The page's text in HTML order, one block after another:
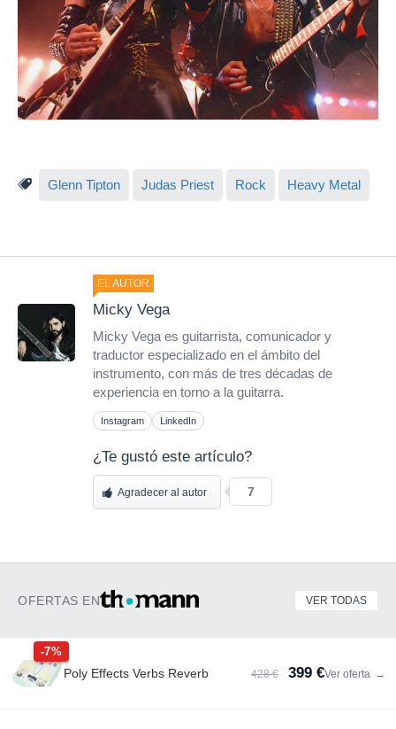
Glenn Tipton Judas Priest Rock Heavy Metal
EL AUTOR
Micky Vega
Micky Vega es guitarrista, comunicador y
traductor especializado en el ámbito del
instrumento, con más de tres décadas de
experiencia en torno a la guitarra.
Instagram LinkedIn
¿Te gustó este artículo?
Agradecer al autor 7
OFERTAS EN VER TODAS
-7%
Poly Effects Verbs Reverb 428 € 399 €Ver oferta →